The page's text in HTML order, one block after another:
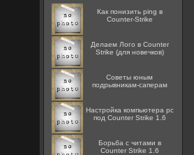
Как понизить ping в
Counter-Strike
Делаем Лого в Counter
Strike (для новечков)
Советы юным
подрывникам-саперам
Настройка компьютера pc
под Counter Strike 1.6
Борьба с читами в
Counter Strike 1.6